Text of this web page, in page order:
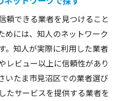
頼できる業者を見つけること
めには、知人のネットワーク
。知人が実際に利用した業者
レビュー以上に信頼性があり
いたま市見沼区での業者選び
たサービスを提供する業者を